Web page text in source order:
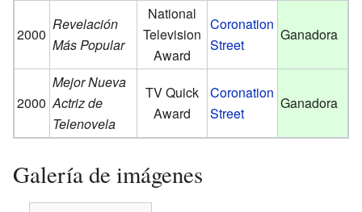
2000
Revelación
Más Popular
National
Television
Award
Coronation
Street
Ganadora
2000
Mejor Nueva
Actriz de
Telenovela
TV Quick
Award
Coronation
Street
Ganadora
Galería de imágenes